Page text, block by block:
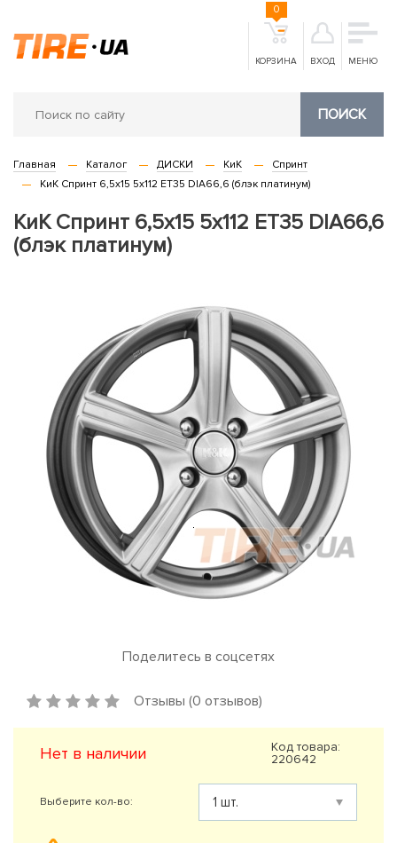
КОРЗИНА
0
ВХОД МЕНЮ
ПОИСК
Главная Каталог ДИСКИ КиК
Спринт
КиК Спринт 6,5x15 5x112 ET35 DIA66,6 (блэк платинум)
КиК Спринт 6,5x15 5x112 ET35 DIA66,6
(блэк платинум)
Поделитесь в соцсетях
Отзывы (0 отзывов)
Нет в наличии
Код товара:
220642
Выберите кол-во: